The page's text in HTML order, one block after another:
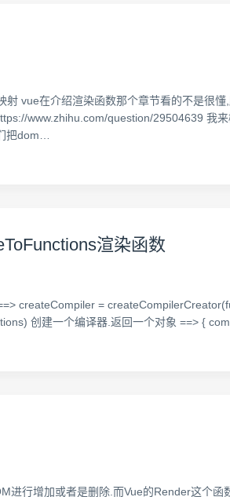
vue在介绍渲染函数那个章节看的不是很
www.zhihu.com/question/29504639 我
把dom…
渲染函数
createCompiler =
创建一个编译器.返回一个对象 ==> {
行增加或者是删除.而Vue的Render这个函